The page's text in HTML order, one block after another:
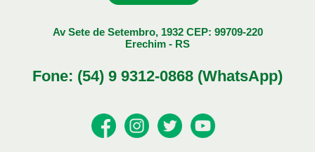
Av Sete de Setembro, 1932 CEP: 99709-220
Erechim - RS
Fone: (54) 9 9312-0868 (WhatsApp)